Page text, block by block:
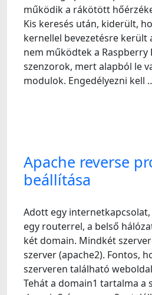
működik a rákötött
Kis keresés után, kiderült,
kernellel bevezetésre került
nem működtek a
szenzorok, mert alapból le
modulok. Engedélyezni kell
Apache reverse
beállítása
Adott egy internetkapcsolat,
egy routerrel, a belső
két domain. Mindkét
szerver (apache2). Fontos,
szerveren található
Tehát a domain1 tartalma a